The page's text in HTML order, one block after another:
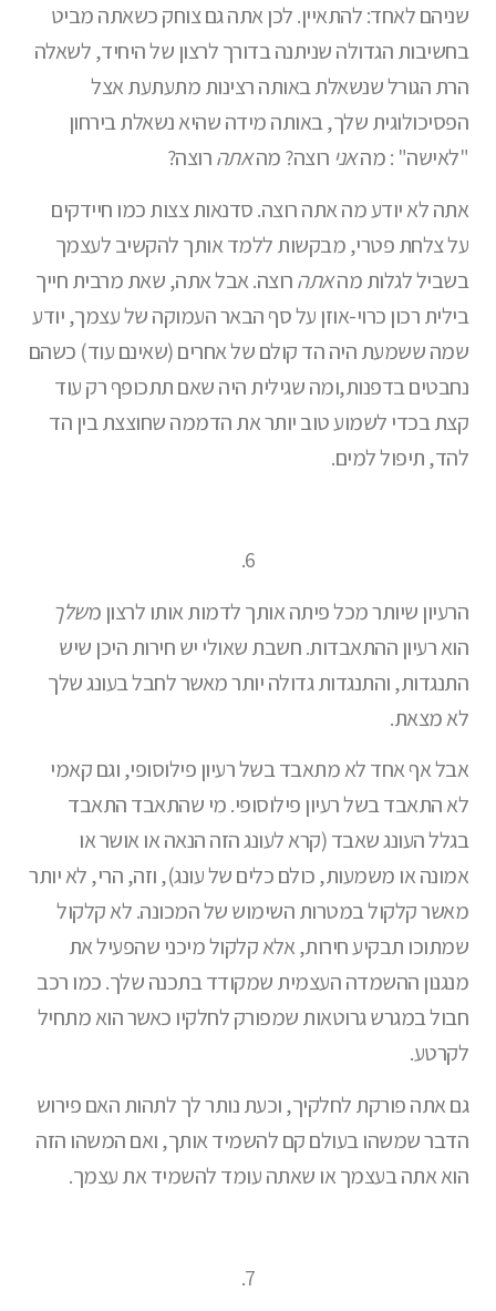
שניהם לאחד: להתאיין. לכן אתה גם צוחק כשאתה מביט
בחשיבות הגדולה שניתנה בדורך לרצון של היחיד, לשאלה
הרת הגורל שנשאלת באותה רצינות מתעתעת אצל
הפסיכולוגית שלך, באותה מידה שהיא נשאלת בירחון
"לאישה" : מהאנירוצה? מהאתהרוצה?
אתה לא יודע מה אתה רוצה. סדנאות צצות כמו חיידקים
על צלחת פטרי, מבקשות ללמד אותך להקשיב לעצמך
בשביל לגלות מהאתהרוצה. אבל אתה, שאת מרבית חייך
בילית רכון כרוי-אוזן על סף הבאר העמוקה של עצמך, יודע
שמה ששמעת היה הד קולם של אחרים (שאינם עוד) כשהם
נחבטים בדפנות,ומה שגילית היה שאם תתכופף רק עוד
קצת בכדי לשמוע טוב יותר את הדממה שחוצצת בין הד
להד, תיפול למים.
6.
הרעיון שיותר מכל פיתה אותך לדמות אותו לרצון משלך
הוא רעיון ההתאבדות.חשבת שאולי יש חירות היכן שיש
התנגדות, והתנגדות גדולה יותר מאשר לחבל בעונג שלך
לא מצאת.
אבל אף אחד לא מתאבד בשל רעיון פילוסופי, וגם קאמי
לא התאבד בשל רעיון פילוסופי. מי שהתאבד התאבד
בגלל העונג שאבד (קרא לעונג הזה הנאה או אושר או
אמונה או משמעות, כולם כלים של עונג), וזה, הרי, לא יותר
מאשר קלקול במטרות השימוש של המכונה. לא קלקול
שמתוכו תבקיע חירות, אלא קלקול מיכני שהפעיל את
מנגנון ההשמדה העצמית שמקודד בתכנה שלך. כמו רכב
חבול במגרש גרוטאות שמפורק לחלקיו כאשר הוא מתחיל
לקרטע.
גם אתה פורקת לחלקיך, וכעת נותר לך לתהות האם פירוש
הדבר שמשהו בעולם קם להשמיד אותך, ואם המשהו הזה
הוא אתה בעצמך או שאתה עומד להשמיד את עצמך.
7.